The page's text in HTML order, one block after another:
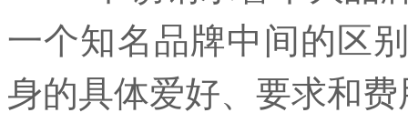
一个知名品牌中间的区
身的具体爱好、要求和